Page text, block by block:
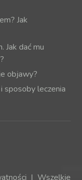
Jak
Jak dać mu
objawy?
sposoby leczenia
| Wszelkie